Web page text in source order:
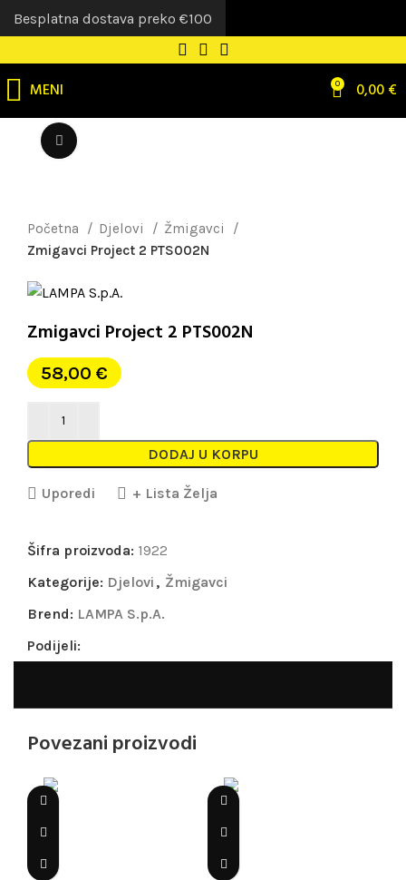
MENI 0 0,00€
Početna Djelovi
Žmigavci
Zmigavci Project 2 PTS002N
Zmigavci Project 2 PTS002N
58,00 €
DODAJ U KORPU
Uporedi + Lista Želja
Šifra proizvoda: 1922
Kategorije: Djelovi , Žmigavci
Brend: LAMPA S.p.A.
Podijeli:
Povezani proizvodi
Besplatna dostava preko €100